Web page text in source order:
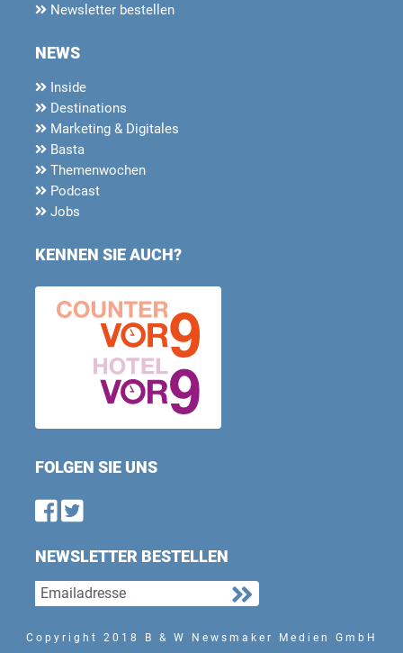
Newsletter bestellen
NEWS
Inside
Destinations
Marketing & Digitales
Basta
Themenwochen
Podcast
Jobs
KENNEN SIE AUCH?
FOLGEN SIE UNS
Find us on Facebook
Follow us on Twitter
NEWSLETTER BESTELLEN
Copyright 2018 B & W Newsmaker Medien GmbH